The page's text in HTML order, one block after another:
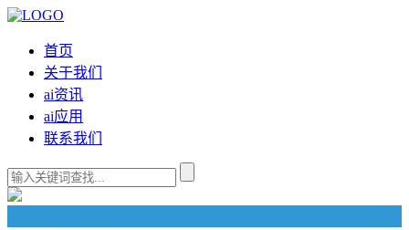
首页
关于我们
ai资讯
ai应用
联系我们